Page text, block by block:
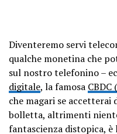
Diventeremo servi
qualche monetina che
sul nostro telefonino –
digitale, la famosa CBDC (
che magari se
bolletta, altrimenti
fantascienza distopica,